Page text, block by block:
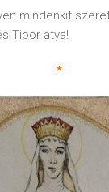
mindenkit
Tibor atya!
*